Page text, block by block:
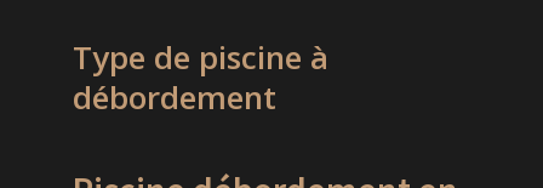
Type de piscine à
débordement